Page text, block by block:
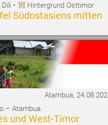
• Hintergrund Osttimor
Südostasiens mitten
Atambua,
– Atambua
und West-Timor